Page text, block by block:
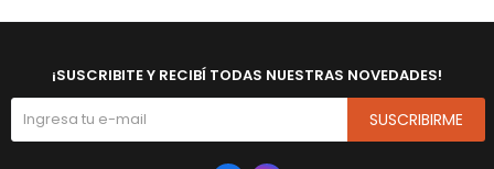
¡SUSCRIBITE Y RECIBÍ TODAS NUESTRAS NOVEDADES!
SUSCRIBIRME